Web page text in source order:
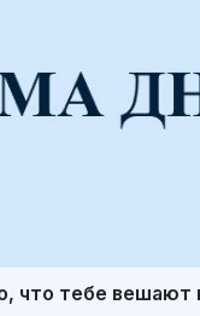
что тебе вешают